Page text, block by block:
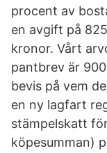
procent av
en avgift på
kronor. Vårt
pantbrev är
bevis på vem
en ny lagfart
stämpelskatt
köpesumman)